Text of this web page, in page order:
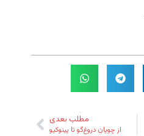
مطلب بعدی
از چوپان دروغ‌گو تا پینوکیو